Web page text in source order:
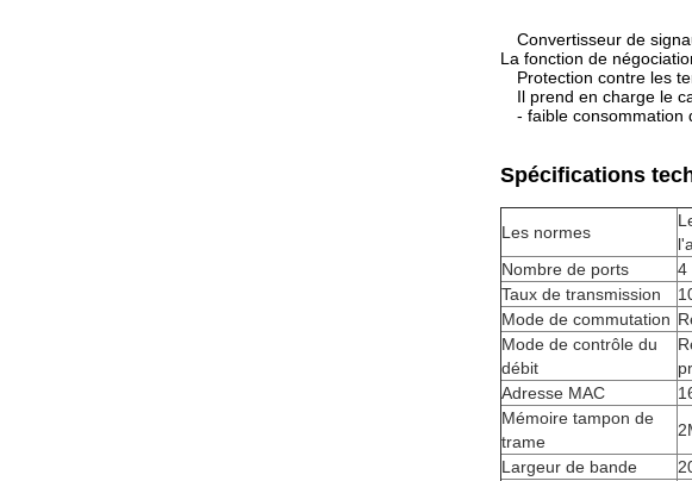
Convertisseur de
La fonction de
Protection contre les
Il prend en charge le
- faible consommation
Spécifications
Les normes
Nombre de ports
4
Taux de transmission
Mode de commutation
Mode de contrôle du
débit
Adresse MAC
Mémoire tampon de
trame
Largeur de bande